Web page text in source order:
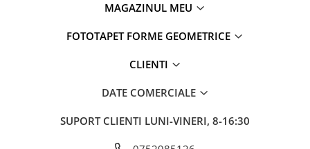
MAGAZINUL MEU
FOTOTAPET FORME GEOMETRICE
CLIENTI
DATE COMERCIALE
SUPORT CLIENTI LUNI-VINERI, 8-16:30